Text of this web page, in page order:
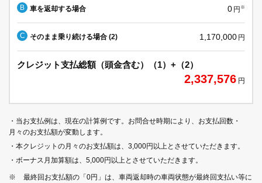
B 車を返却する場合 0 円 ※
C そのまま乗り続ける場合 (2) 1,170,000 円
クレジット支払総額（頭金含む）（1）+（2）
2,337,576 円
・当お支払例は、現在の計算例です。お問合せ時期により、お支払回数・
月々のお支払額が変動します。
・本クレジットの月々のお支払額は、3,000円以上とさせていただきます。
・ボーナス月加算額は、5,000円以上とさせていただきます。
※
最終回お支払額の「0円」は、車両返却時の車両状態が最終回支払い等に